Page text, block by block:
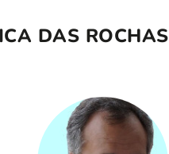
DAS ROCHAS